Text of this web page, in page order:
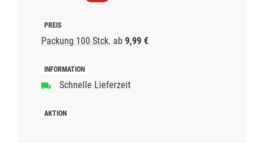
Packung 100 Stck. ab 9,99 €
Schnelle Lieferzeit